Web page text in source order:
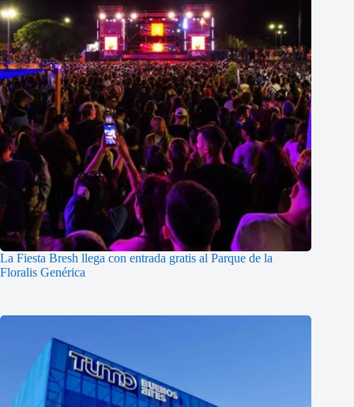
La Fiesta Bresh llega con entrada gratis al Parque de la
Floralis Genérica